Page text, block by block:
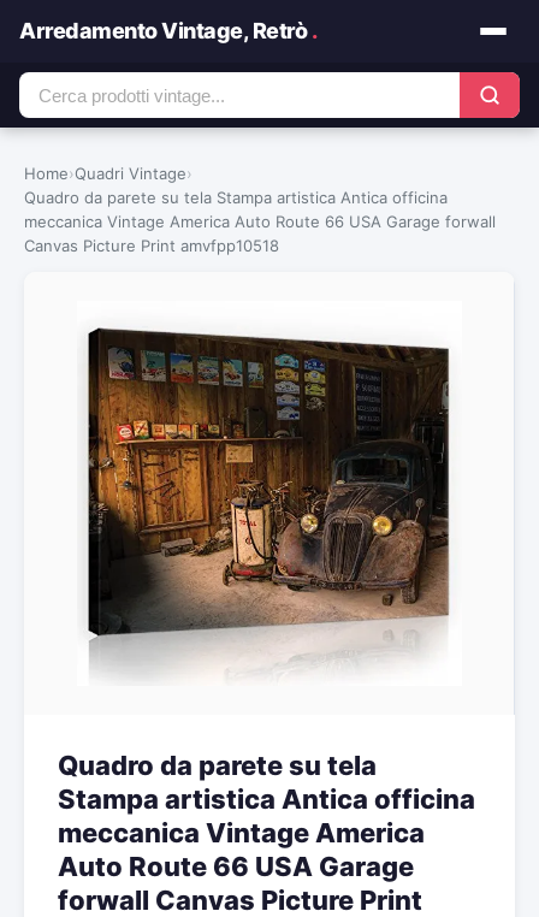
Arredamento Vintage, Retrò.
Home›Quadri Vintage›
Quadro da parete su tela Stampa artistica Antica officina
meccanica Vintage America Auto Route 66 USA Garage forwall
Canvas Picture Print amvfpp10518
Quadro da parete su tela
Stampa artistica Antica officina
meccanica Vintage America
Auto Route 66 USA Garage
forwall Canvas Picture Print